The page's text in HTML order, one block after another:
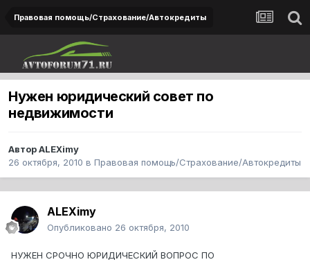
Правовая помощь/Страхование/Автокредиты
Нужен юридический совет по
недвижимости
АвторALEXimy
26 октября, 2010 в Правовая помощь/Страхование/Автокредиты
ALEXimy
Опубликовано 26 октября, 2010
НУЖЕН СРОЧНО ЮРИДИЧЕСКИЙ ВОПРОС ПО